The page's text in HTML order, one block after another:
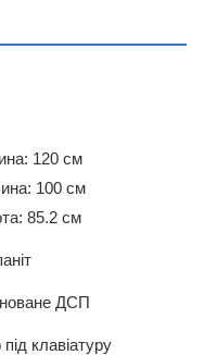
120 см
100 см
85.2 см
ДСП
клавіатуру